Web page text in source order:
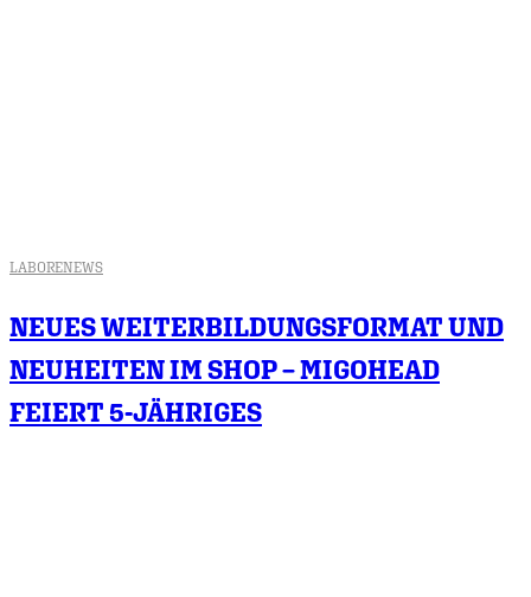
LABORENEWS
NEUES WEITERBILDUNGSFORMAT UND
NEUHEITEN IM SHOP – MIGOHEAD
FEIERT 5-JÄHRIGES